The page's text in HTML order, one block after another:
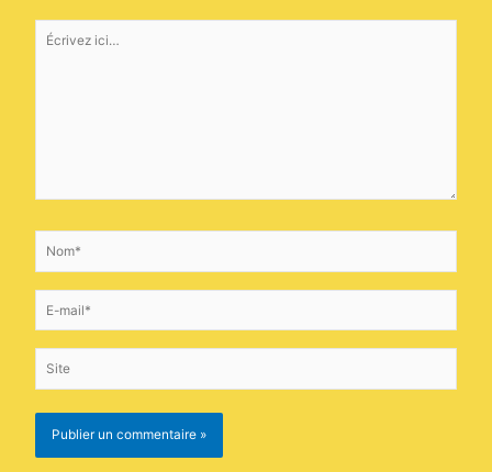
Écrivez
ici…
mail*